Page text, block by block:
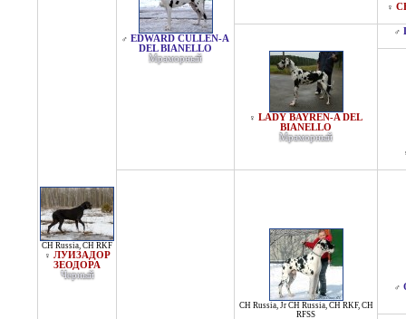
CH Russia, CH RKF
♀ ЛУИЗАДОР
ЗЕОДОРА
Черный
♂ EDWARD CULLEN-A
DEL BIANELLO
Мраморный
♀
♀ LADY BAYREN-A DEL
BIANELLO
Мраморный
♂
CH Russia, Jr CH Russia, CH RKF, CH
RFSS
♂